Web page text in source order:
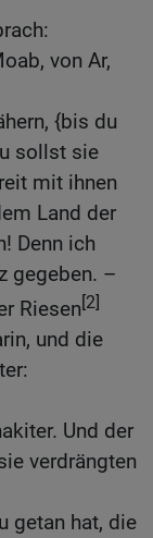
von Ar,
{bis du
sollst sie
mit ihnen
Land der
Denn ich
gegeben. –
Riesen[2]
und die
Und der
verdrängten
getan hat, die